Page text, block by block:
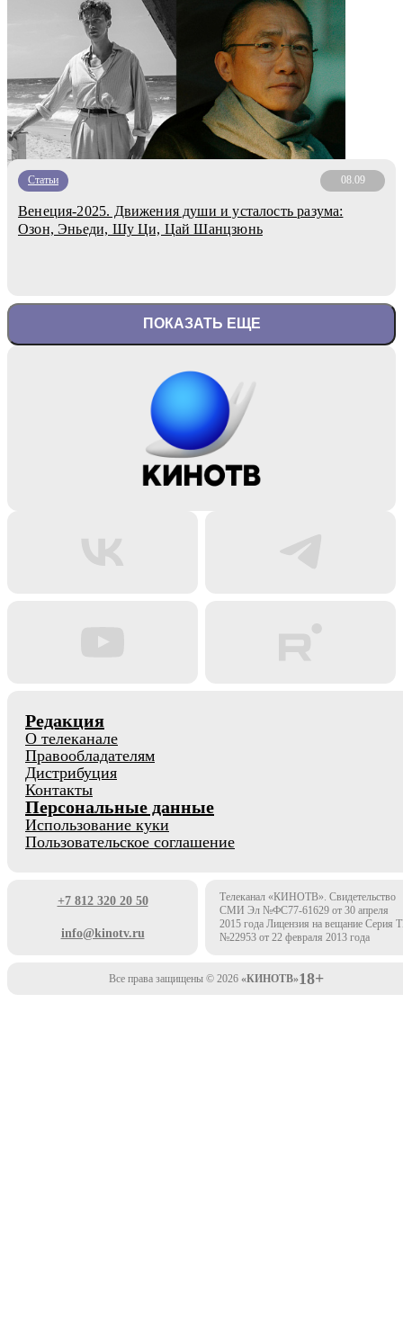
Статьи 08.09
Венеция-2025. Движения души и усталость разума:
Озон, Эньеди, Шу Ци, Цай Шанцзюнь
ПОКАЗАТЬ ЕЩЕ
Редакция
О телеканале
Правообладателям
Дистрибуция
Контакты
Персональные данные
Использование куки
Пользовательское соглашение
+7 812 320 20 50
info@kinotv.ru
Телеканал «КИНОТВ». Свидетельство
СМИ Эл №ФС77-61629 от 30 апреля
2015 года Лицензия на вещание Серия
№22953 от 22 февраля 2013 года
Все права защищены © 2026 «КИНОТВ»18+